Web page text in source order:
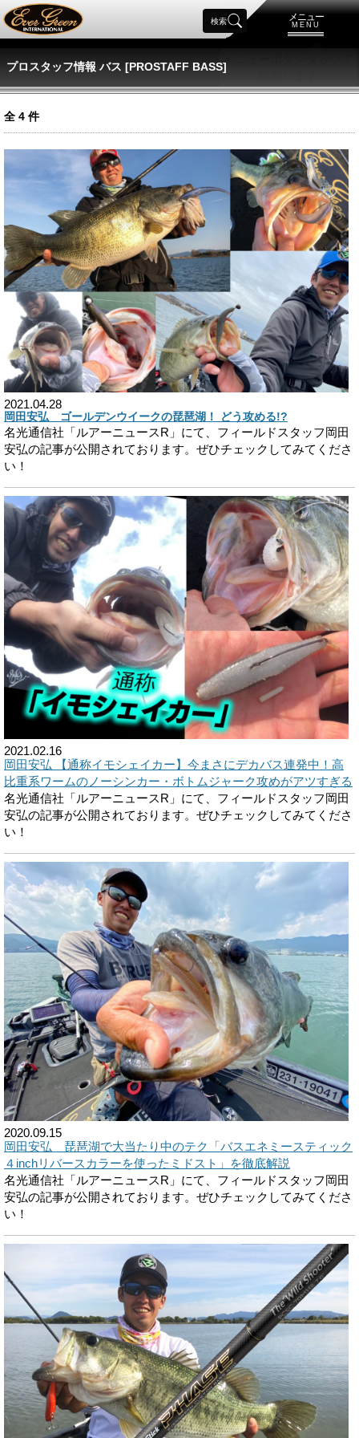
メニュー
MENU
検索
プロスタッフ情報 バス [PROSTAFF BASS]
全 4 件
2021.04.28
岡田安弘 ゴールデンウイークの琵琶湖！ どう攻める!?
名光通信社「ルアーニュースR」にて、フィールドスタッフ岡田
安弘の記事が公開されております。ぜひチェックしてみてくださ
い！
2021.02.16
岡田安弘 【通称イモシェイカー】今まさにデカバス連発中！高
比重系ワームのノーシンカー・ボトムジャーク攻めがアツすぎる
名光通信社「ルアーニュースR」にて、フィールドスタッフ岡田
安弘の記事が公開されております。ぜひチェックしてみてくださ
い！
2020.09.15
岡田安弘 琵琶湖で大当たり中のテク「バスエネミースティック
４inchリバースカラーを使ったミドスト」を徹底解説
名光通信社「ルアーニュースR」にて、フィールドスタッフ岡田
安弘の記事が公開されております。ぜひチェックしてみてくださ
い！